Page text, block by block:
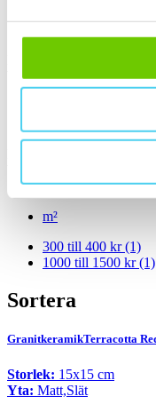
Välj önskad kant på
Välj en eller flera
m²
300 till 400 kr(1)
1000 till 1500 kr(1)
Sortera
GranitkeramikTerracotta
Storlek: 15x15 cm
Yta: Matt,Slät